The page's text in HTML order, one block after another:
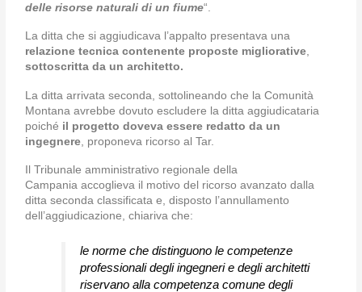
delle risorse naturali di un fiume“.
La ditta che si aggiudicava l’appalto presentava una
relazione tecnica contenente proposte migliorative,
sottoscritta da un architetto.
La ditta arrivata seconda, sottolineando che la Comunità
Montana avrebbe dovuto escludere la ditta aggiudicataria
poiché il progetto doveva essere redatto da un
ingegnere , proponeva ricorso al Tar.
Il Tribunale amministrativo regionale della
Campania accoglieva il motivo del ricorso avanzato dalla
ditta seconda classificata e, disposto l’annullamento
dell’aggiudicazione, chiariva che:
le norme che distinguono le competenze
professionali degli ingegneri e degli architetti
riservano alla competenza comune degli